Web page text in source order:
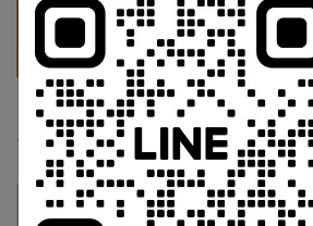
Nov 19 2025 1037
台中個人燒肉！自己做烤串丼！好吃又好
最新消息
中 華 超 傳
Https://reurl.cc/